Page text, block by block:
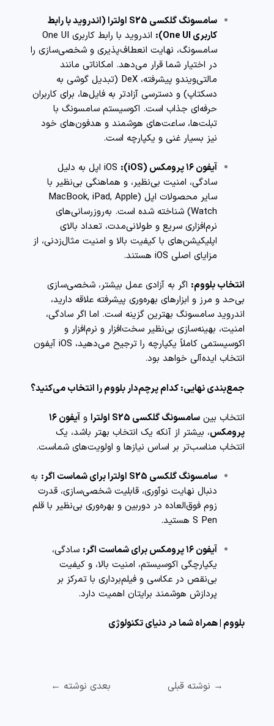
سامسونگ گلکسی S25 اولترا (اندروید با رابط
کاربری One UI):
اندروید با رابط کاربری One UI
سامسونگ، نهایت انعطاف‌پذیری و شخصی‌سازی را
در اختیار شما قرار می‌دهد. امکاناتی مانند
مالتی‌ویندو پیشرفته، DeX (تبدیل گوشی به
دسکتاپ) و دسترسی آزادتر به فایل‌ها، برای کاربران
حرفه‌ای جذاب است. اکوسیستم سامسونگ با
تبلت‌ها، ساعت‌های هوشمند و هدفون‌های خود
نیز بسیار غنی و یکپارچه است.
آیفون ۱۶ پرومکس (iOS):
iOS اپل به دلیل
سادگی، امنیت بی‌نظیر، و هماهنگی بی‌نظیر با
سایر محصولات اپل (MacBook, iPad, Apple
Watch) شناخته شده است. به‌روزرسانی‌های
نرم‌افزاری سریع و طولانی‌مدت، تعداد بالای
اپلیکیشن‌های با کیفیت بالا و امنیت مثال‌زدنی، از
مزایای اصلی iOS هستند.
انتخاب بلووم: اگر به آزادی عمل بیشتر، شخصی‌سازی
بی‌حد و مرز و ابزارهای بهره‌وری پیشرفته علاقه دارید،
اندروید سامسونگ بهترین گزینه است. اما اگر سادگی،
امنیت، بهینه‌سازی بی‌نظیر سخت‌افزار و نرم‌افزار و
اکوسیستمی کاملاً یکپارچه را ترجیح می‌دهید، iOS آیفون
انتخاب ایده‌آلی خواهد بود.
جمع‌بندی نهایی: کدام پرچم‌دار بلووم را انتخاب می‌کنید؟
انتخاب بینسامسونگ گلکسی S25 اولترا و
آیفون ۱۶
پرومکس، بیشتر از آنکه یک انتخاب بهتر باشد، یک
انتخاب مناسب‌تر بر اساس نیازها و اولویت‌های شماست.
سامسونگ گلکسی S25 اولترا برای شماست اگر:
به
دنبال نهایت نوآوری، قابلیت شخصی‌سازی، قدرت
زوم فوق‌العاده در دوربین و بهره‌وری بی‌نظیر با قلم
S Pen هستید.
آیفون ۱۶ پرومکس برای شماست اگر:
سادگی،
یکپارچگی اکوسیستم، امنیت بالا، و کیفیت
بی‌نقص در عکاسی و فیلم‌برداری با تمرکز بر
پردازش هوشمند برایتان اهمیت دارد.
بلووم | همراه شما در دنیای تکنولوژی
→ نوشته قبلی بعدی نوشته ←